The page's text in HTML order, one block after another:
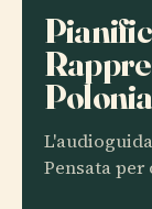
Polonia
Pensata